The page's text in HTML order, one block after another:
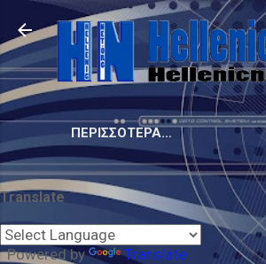
Μετάβαση στο κύριο
ΠΕΡΙΣΣΌΤΕΡΑ…
Translate
Powered by Translate